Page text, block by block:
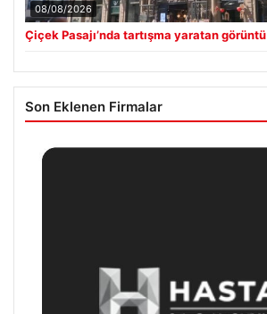
08/08/2026
Çiçek Pasajı’nda tartışma yaratan görüntü
Son Eklenen Firmalar